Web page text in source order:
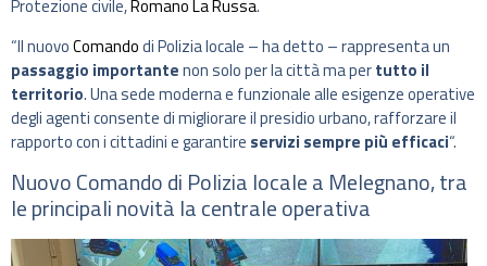
Protezione civile,Romano La Russa.
“Il nuovoComandodi Polizia locale – ha detto – rappresenta un
passaggio importantenon solo per la città ma pertutto il
territorio. Una sede moderna e funzionale alle esigenze operative
degli agenti consente di migliorare il presidio urbano, rafforzare il
rapporto con i cittadini e garantire servizi sempre più efficaci“.
Nuovo Comando di Polizia locale a Melegnano, tra
le principali novità la centrale operativa